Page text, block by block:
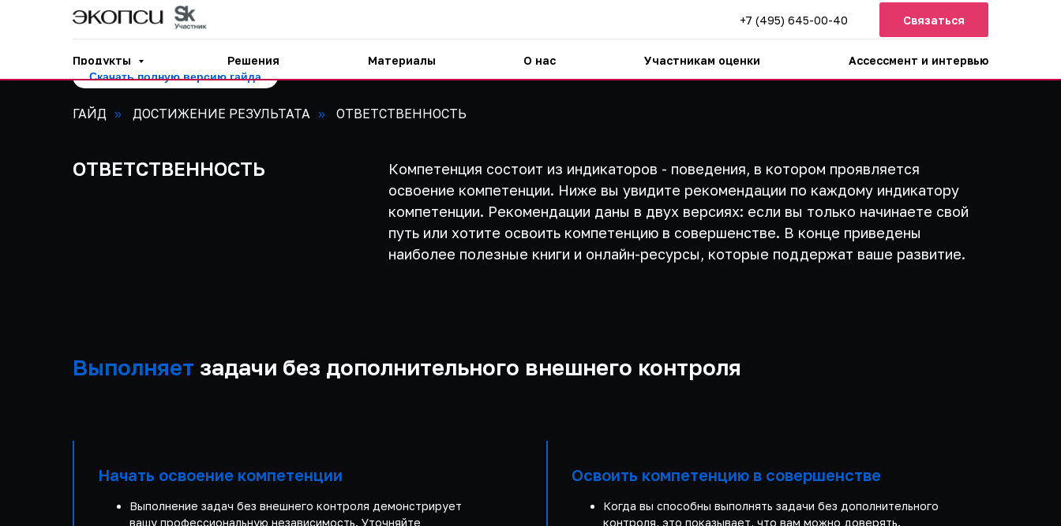
+7 (495) 645-00-40 Связаться
Продукты Решения Материалы О нас Участникам оценки Ассессмент и интервью
Скачать полную версию гайда
ГАЙД » ДОСТИЖЕНИЕ РЕЗУЛЬТАТА » ОТВЕТСТВЕННОСТЬ
ОТВЕТСТВЕННОСТЬ
Компетенция состоит из индикаторов - поведения, в котором проявляется
освоение компетенции. Ниже вы увидите рекомендации по каждому индикатору
компетенции. Рекомендации даны в двух версиях: если вы только начинаете свой
путь или хотите освоить компетенцию в совершенстве. В конце приведены
наиболее полезные книги и онлайн-ресурсы, которые поддержат ваше развитие.
Выполняет задачи без дополнительного внешнего контроля
Начать освоение компетенции
Выполнение задач без внешнего контроля демонстрирует
вашу профессиональную независимость. Уточняйте
Освоить компетенцию в совершенстве
Когда вы способны выполнять задачи без дополнительного
контроля, это показывает, что вам можно доверять.